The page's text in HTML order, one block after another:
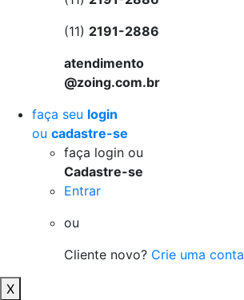
(11) 2191-2886
atendimento
@zoing.com.br
faça seu login
ou cadastre-se
faça login ou
Cadastre-se
Entrar
ou
Cliente novo? Crie uma conta
X